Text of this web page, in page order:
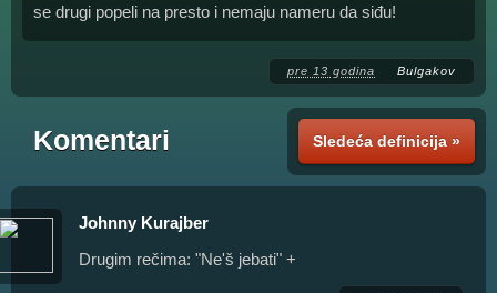
se drugi popeli na presto i nemaju nameru da siđu!
pre 13 godina Bulgakov
Sledeća definicija »
Komentari
Johnny Kurajber
Drugim rečima: "Ne'š jebati" +